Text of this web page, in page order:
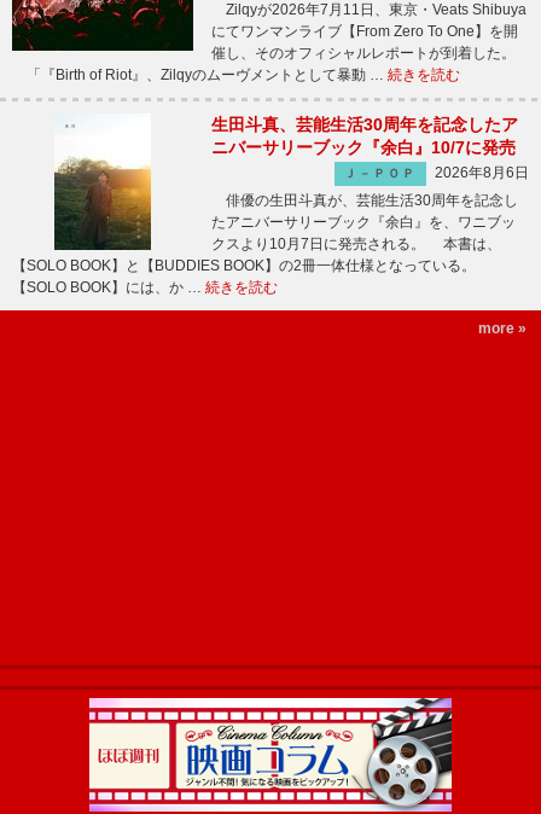
Zilqyが2026年7月11日、東京・Veats Shibuya
にてワンマンライブ【From Zero To One】を開
催し、そのオフィシャルレポートが到着した。
「『Birth of Riot』、Zilqyのムーヴメントとして暴動 … 続きを読む
生田斗真、芸能生活30周年を記念したア
ニバーサリーブック『余白』10/7に発売
Ｊ－ＰＯＰ
2026年8月6日
俳優の生田斗真が、芸能生活30周年を記念し
たアニバーサリーブック『余白』を、ワニブッ
クスより10月7日に発売される。 本書は、
【SOLO BOOK】と【BUDDIES BOOK】の2冊一体仕様となっている。
【SOLO BOOK】には、か … 続きを読む
more »